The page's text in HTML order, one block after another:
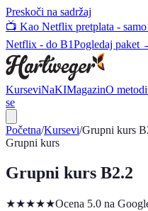
Preskoči na sadržaj
📺 Kao Netflix pretplata -
Netflix - do B1Pogledaj paket
KurseviNaKIMagazinO metodi
se
Početna/Kursevi/Grupni kurs
Grupni kurs
Grupni kurs B2.2
★★★★★Ocena 5.0 na